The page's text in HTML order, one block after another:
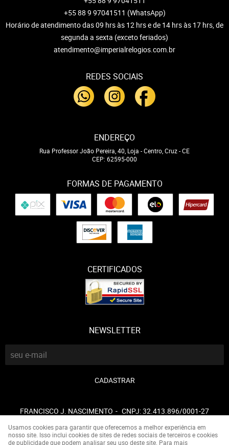
+55 88 9 97041511 (WhatsApp)
Horário de atendimento das 09 hrs às 12 hrs e de 14 hrs às 17 hrs, de
segunda a sexta (exceto feriados)
atendimento@imperialrelogios.com.br
REDES SOCIAIS
ENDEREÇO
Rua Professor João Pereira, 40, Loja -Centro, Cruz-CE
CEP: 62595-000
FORMAS DE PAGAMENTO
CERTIFICADOS
NEWSLETTER
CADASTRAR
FRANCISCO J. NASCIMENTO CNPJ: 32.413.896/0001-27
Usamos cookies para garantir que oferecemos a melhor experiência em
nosso site. Isso inclui cookies de sites de redes sociais de terceiros e cookies
de publicidade que podem analisar seu uso deste site. Para mais